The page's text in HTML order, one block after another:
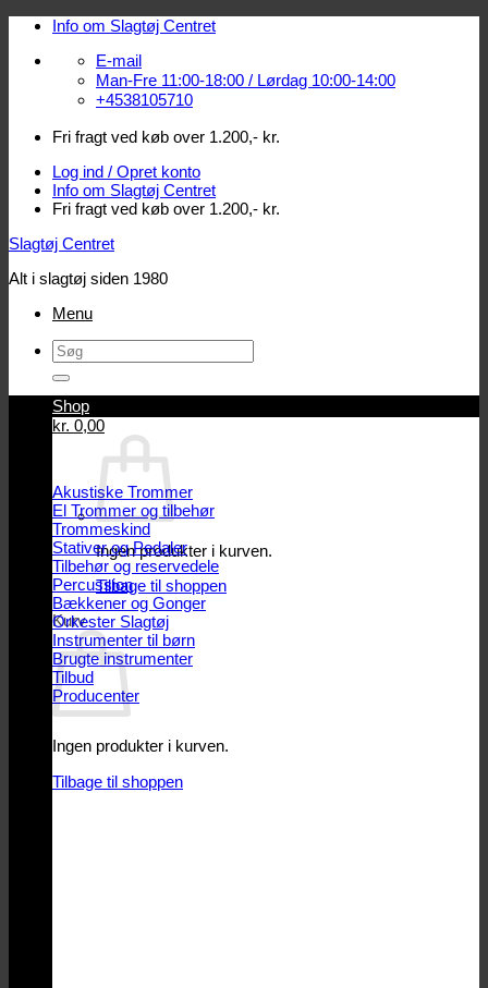
Fortsæt
indhold
Info om Slagtøj Centret
E-mail
Man-Fre 11:00-18:00 / Lørdag 10:00-14:00
+4538105710
Fri fragt ved køb over 1.200,- kr.
Log ind / Opret konto
Info om Slagtøj Centret
Fri fragt ved køb over 1.200,- kr.
Slagtøj Centret
Alt i slagtøj siden 1980
Menu
Søg
efter:
Log ind / Opret konto
kr. 0,00
Ingen produkter i kurven.
Tilbage til shoppen
Kurv
Ingen produkter i kurven.
Tilbage til shoppen
Shop
Akustiske Trommer
El Trommer og tilbehør
Trommeskind
Stativer og Pedaler
Tilbehør og reservedele
Percussion
Bækkener og Gonger
Orkester Slagtøj
Instrumenter til børn
Brugte instrumenter
Tilbud
Producenter